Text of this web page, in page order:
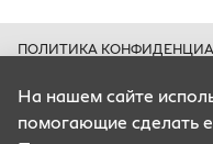
ПОЛИТИКА
Цены носят информационный
являются публичной
На нашем сайте
помогающие сделать